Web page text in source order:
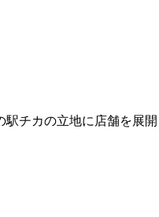
チカの立地に店舗を展